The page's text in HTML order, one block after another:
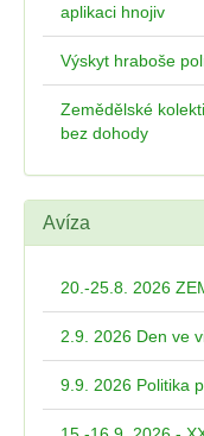
aplikaci hnojiv
Výskyt hraboše
Zemědělské
bez dohody
Avíza
20.-25.8. 2026
2.9. 2026 Den ve
9.9. 2026 Politika